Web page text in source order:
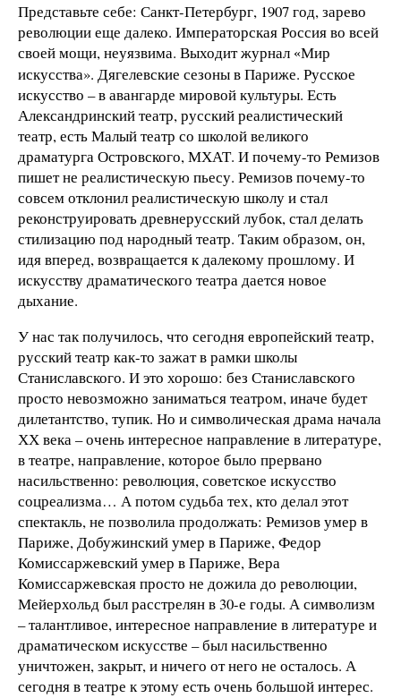
Представьте себе: Санкт-Петербург, 1907 год, зарево
революции еще далеко. Императорская Россия во всей
своей мощи, неуязвима. Выходит журнал «Мир
искусства». Дягелевские сезоны в Париже. Русское
искусство – в авангарде мировой культуры. Есть
Александринский театр, русский реалистический
театр, есть Малый театр со школой великого
драматурга Островского, МХАТ. И почему-то Ремизов
пишет не реалистическую пьесу. Ремизов почему-то
совсем отклонил реалистическую школу и стал
реконструировать древнерусский лубок, стал делать
стилизацию под народный театр. Таким образом, он,
идя вперед, возвращается к далекому прошлому. И
искусству драматического театра дается новое
дыхание.
У нас так получилось, что сегодня европейский театр,
русский театр как-то зажат в рамки школы
Станиславского. И это хорошо: без Станиславского
просто невозможно заниматься театром, иначе будет
дилетантство, тупик. Но и символическая драма начала
ХХ века – очень интересное направление в литературе,
в театре, направление, которое было прервано
насильственно: революция, советское искусство
соцреализма… А потом судьба тех, кто делал этот
спектакль, не позволила продолжать: Ремизов умер в
Париже, Добужинский умер в Париже, Федор
Комиссаржевский умер в Париже, Вера
Комиссаржевская просто не дожила до революции,
Мейерхольд был расстрелян в 30-е годы. А символизм
– талантливое, интересное направление в литературе и
драматическом искусстве – был насильственно
уничтожен, закрыт, и ничего от него не осталось. А
сегодня в театре к этому есть очень большой интерес.